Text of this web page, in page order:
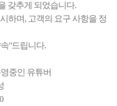
갖추게 되었습니다.
하며, 고객의 요구 사항을 정
"드립니다.
중인 유튜버